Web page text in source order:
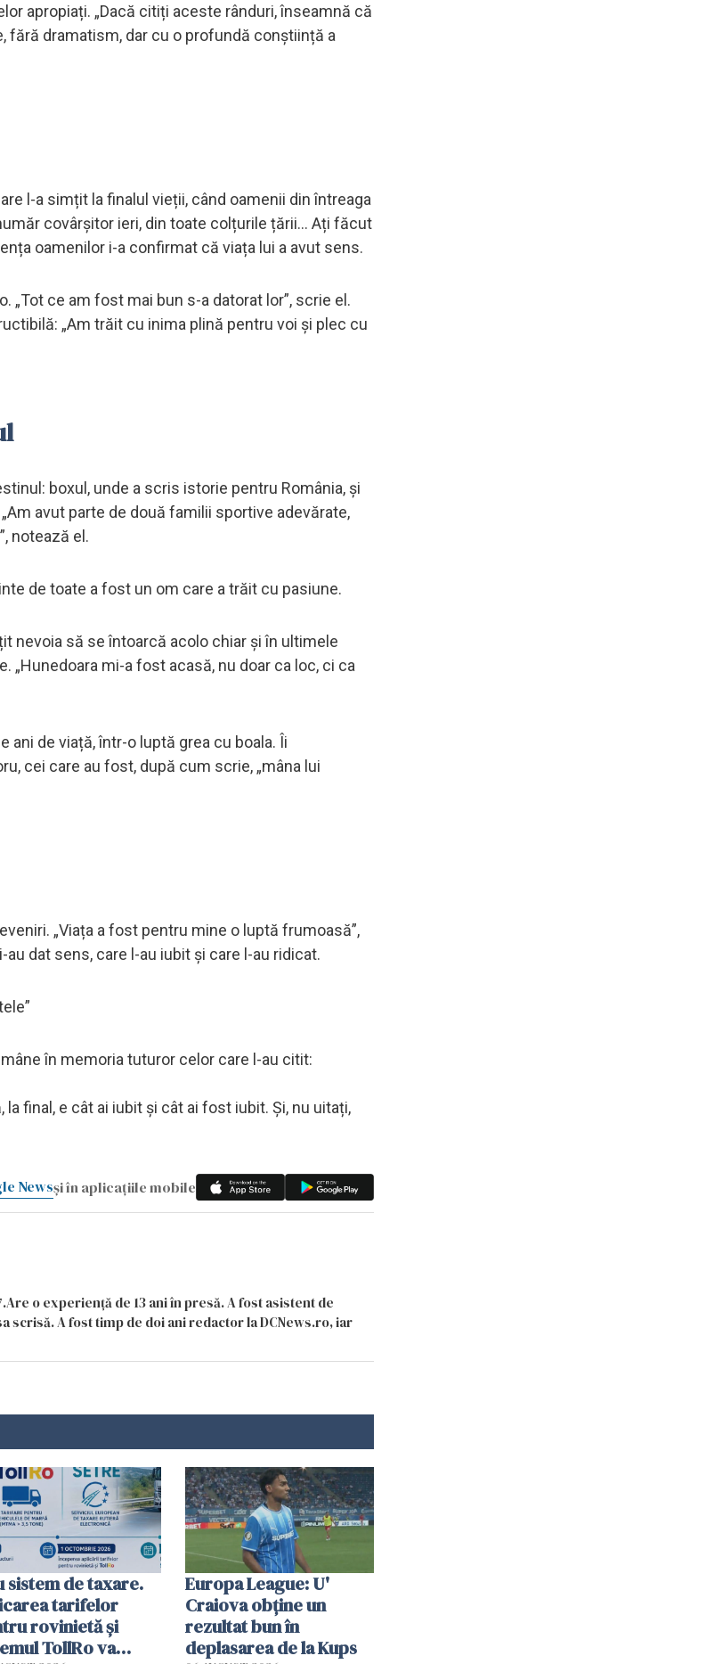
apropiați. „Dacă citiți aceste rânduri, înseamnă că
fără dramatism, dar cu o profundă conștiință a
l-a simțit la finalul vieții, când oamenii din întreaga
covârșitor ieri, din toate colțurile țării… Ați făcut
oamenilor i-a confirmat că viața lui a avut sens.
„Tot ce am fost mai bun s-a datorat lor”, scrie el.
„Am trăit cu inima plină pentru voi și plec cu
boxul, unde a scris istorie pentru România, și
avut parte de două familii sportive adevărate,
notează el.
de toate a fost un om care a trăit cu pasiune.
nevoia să se întoarcă acolo chiar și în ultimele
„Hunedoara mi-a fost acasă, nu doar ca loc, ci ca
de viață, într-o luptă grea cu boala. Îi
cei care au fost, după cum scrie, „mâna lui
„Viața a fost pentru mine o luptă frumoasă”,
dat sens, care l-au iubit și care l-au ridicat.
în memoria tuturor celor care l-au citit:
final, e cât ai iubit și cât ai fost iubit. Și, nu uitați,
Newsși în aplicațiile mobile
o experiență de 13 ani în presă. A fost asistent de
A fost timp de doi ani redactor la DCNews.ro, iar
sistem de taxare.
tarifelor
rovinietă şi
TollRo va
Europa League: U'
Craiova obține un
rezultat bun în
deplasarea de la Kups